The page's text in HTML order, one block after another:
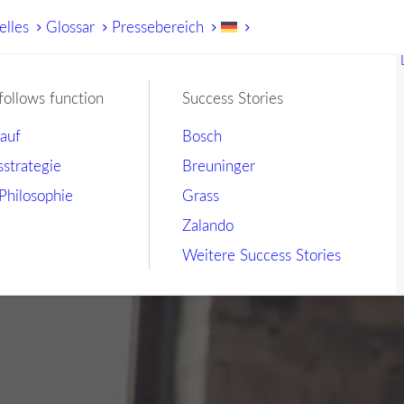
Glossar Pressebereich
function
Success Stories
Bosch
Breuninger
Grass
Zalando
Weitere Success Stories